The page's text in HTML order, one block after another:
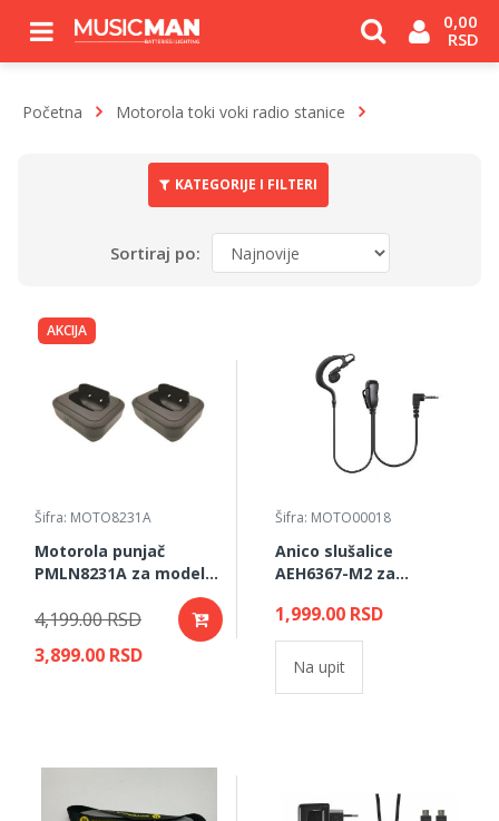
0,00
RSD
Početna Motorola toki voki radio stanice
KATEGORIJE I FILTERI
Sortiraj po:
AKCIJA
Šifra: MOTO8231A
Motorola punjač
PMLN8231A za modele
4,199.00 RSD
3,899.00 RSD
Šifra: MOTO00018
Anico slušalice
AEH6367-M2 za
Talkabout, XT185
1,999.00 RSD
Na upit